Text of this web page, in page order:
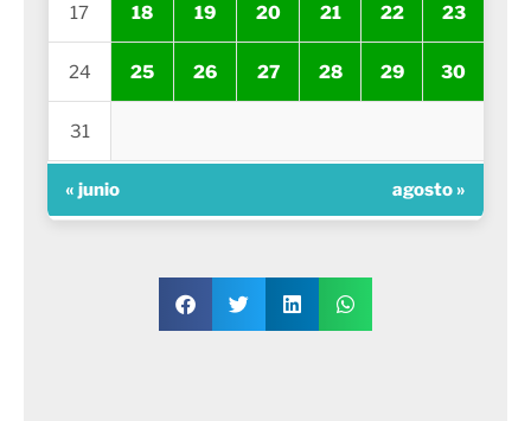
17 18 19 20 21 22 23
24 25 26 27 28 29 30
31
« junio agosto »